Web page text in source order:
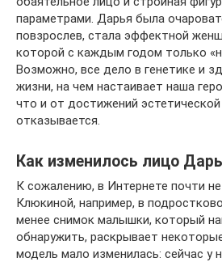
параметрами. Дарья была
повзрослев, стала эффектной
которой с каждым годом только
Возможно, все дело в генетике и
жизни, на чем настаивает наша
что и от достижений
отказывается.
Как изменилось лицо
К сожалению, в Интернете почти
Клюкиной, например, в
менее снимок малышки, который
обнаружить, раскрывает
модель мало изменилась: сейчас у